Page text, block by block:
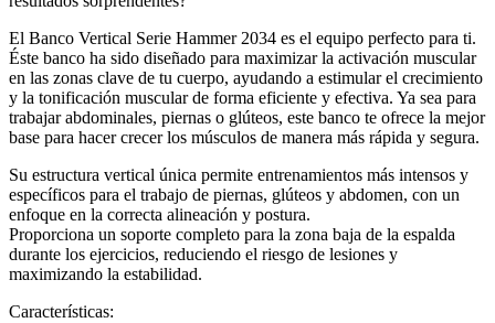
El Banco Vertical Serie Hammer 2034 es el equipo perfecto para ti.
Éste banco ha sido diseñado para maximizar la activación muscular
en las zonas clave de tu cuerpo, ayudando a estimular el crecimiento
y la tonificación muscular de forma eficiente y efectiva. Ya sea para
trabajar abdominales, piernas o glúteos, este banco te ofrece la mejor
base para hacer crecer los músculos de manera más rápida y segura.
Su estructura vertical única permite entrenamientos más intensos y
específicos para el trabajo de piernas, glúteos y abdomen, con un
enfoque en la correcta alineación y postura.
Proporciona un soporte completo para la zona baja de la espalda
durante los ejercicios, reduciendo el riesgo de lesiones y
maximizando la estabilidad.
Características: